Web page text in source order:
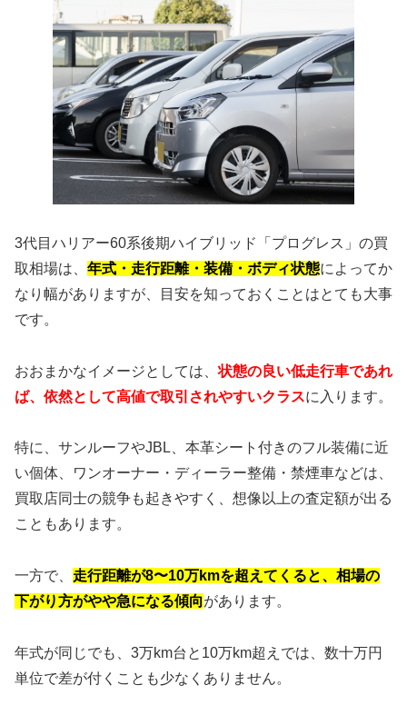
3代目ハリアー60系後期ハイブリッド「プログレス」の買
取相場は、 年式・走行距離・装備・ボディ状態によってか
なり幅がありますが、目安を知っておくことはとても大事
です。
おおまかなイメージとしては、状態の良い低走行車であれ
ば、依然として高値で取引されやすいクラスに入ります。
特に、サンルーフやJBL、本革シート付きのフル装備に近
い個体、ワンオーナー・ディーラー整備・禁煙車などは、
買取店同士の競争も起きやすく、想像以上の査定額が出る
こともあります。
一方で、 走行距離が8〜10万kmを超えてくると、相場の
下がり方がやや急になる傾向があります。
年式が同じでも、3万km台と10万km超えでは、数十万円
単位で差が付くことも少なくありません。